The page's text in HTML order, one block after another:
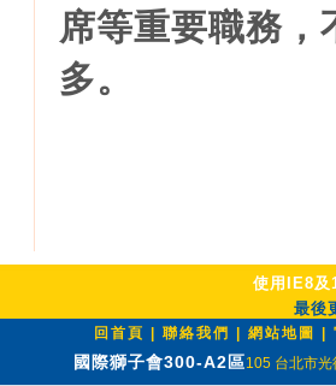
席等重要職務
多。
使用IE8及
最後
回首頁 聯絡我們 網站地圖
國際獅子會300-A2區105 台北市